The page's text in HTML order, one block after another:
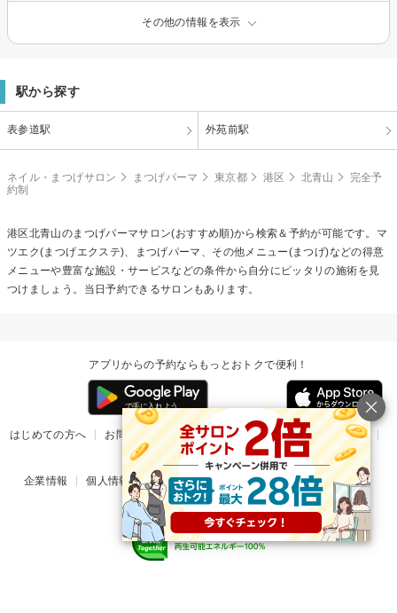
その他の情報を表示
駅から探す
表参道駅 外苑前駅
ネイル・まつげサロン まつげパーマ 東京都 港区 北青山
完全予
約制
港区北青山のまつげパーマサロン(おすすめ順)から検索＆予約が可能です。マ
ツエク(まつげエクステ)、まつげパーマ、その他メニュー(まつげ)などの得意
メニューや豊富な施設・サービスなどの条件から自分にピッタリの施術を見
つけましょう。当日予約できるサロンもあります。
アプリからの予約ならもっとおトクで便利！
はじめての方へ お問い合わせ ヘルプ リリース情報
利用規約
掲載ご希望のサロン様
企業情報 個人情報保護方針 楽天のサービス一覧 アプリ一覧
© Rakuten Group, Inc.